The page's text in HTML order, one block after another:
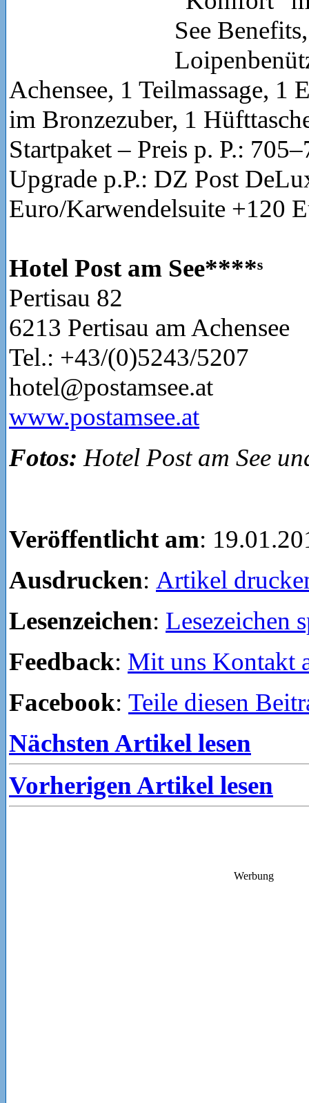
See
Achensee, 1 Teilmassage, 1
im Bronzezuber, 1
Startpaket – Preis p. P.:
Upgrade p.P.: DZ Post
Euro/Karwendelsuite +120
Hotel Post am See****ˢ
Pertisau 82
6213 Pertisau am Achensee
Tel.: +43/(0)5243/5207
hotel@postamsee.at
www.postamsee.at
Fotos: Hotel Post am See
Veröffentlicht am:
Ausdrucken: Artikel
Lesenzeichen: Lesezeichen
Feedback: Mit uns Kontakt
Facebook: Teile diesen
Nächsten Artikel lesen
Vorherigen Artikel lesen
Werbung